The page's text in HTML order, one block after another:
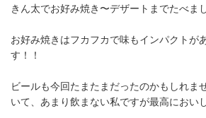
きん太でお好み焼き〜デザートまでたべま
お好み焼きはフカフカで味もインパクトが
す！！
ビールも今回たまたまだったのかもしれま
いて、あまり飲まない私ですが最高におい